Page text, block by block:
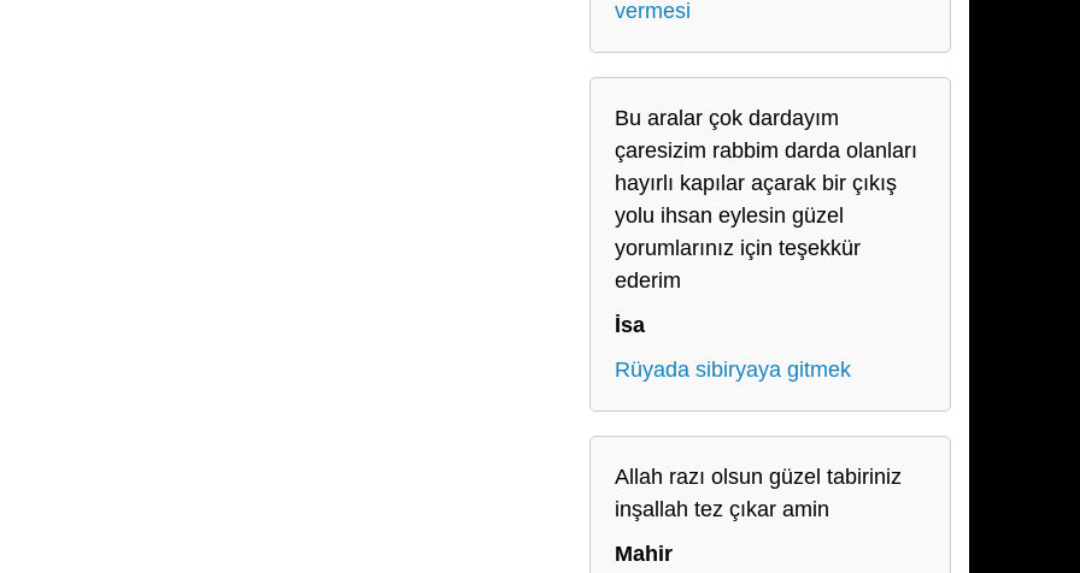
vermesi
Bu aralar çok dardayım
çaresizim rabbim darda olanları
hayırlı kapılar açarak bir çıkış
yolu ihsan eylesin güzel
yorumlarınız için teşekkür
ederim
İsa
Rüyada sibiryaya gitmek
Allah razı olsun güzel tabiriniz
inşallah tez çıkar amin
Mahir